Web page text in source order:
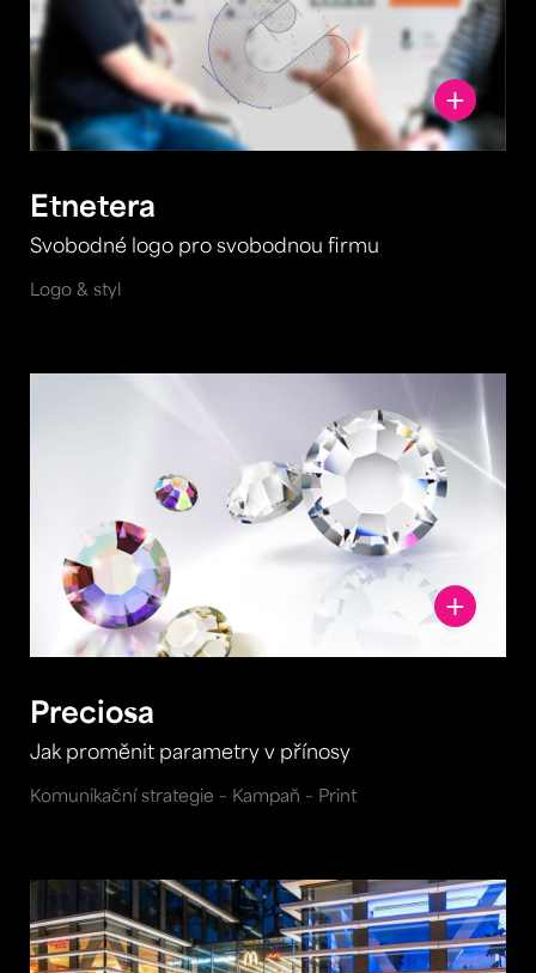
Etnetera
Svobodné logo pro svobodnou firmu
Logo & styl
Preciosa
Jak proměnit parametry v přínosy
Komunikační strategie – Kampaň – Print